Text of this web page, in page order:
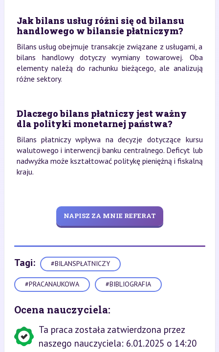
Jak bilans usług różni się od bilansu
handlowego w bilansie płatniczym?
Bilans usług obejmuje transakcje związane z usługami, a
bilans handlowy dotyczy wymiany towarowej. Oba
elementy należą do rachunku bieżącego, ale analizują
różne sektory.
Dlaczego bilans płatniczy jest ważny
dla polityki monetarnej państwa?
Bilans płatniczy wpływa na decyzje dotyczące kursu
walutowego i interwencji banku centralnego. Deficyt lub
nadwyżka może kształtować politykę pieniężną i fiskalną
kraju.
NAPISZ ZA MNIE REFERAT
Tagi: #BILANSPŁATNICZY
#PRACANAUKOWA #BIBLIOGRAFIA
Ocena nauczyciela:
Ta praca została zatwierdzona przez
naszego nauczyciela: 6.01.2025 o 14:20